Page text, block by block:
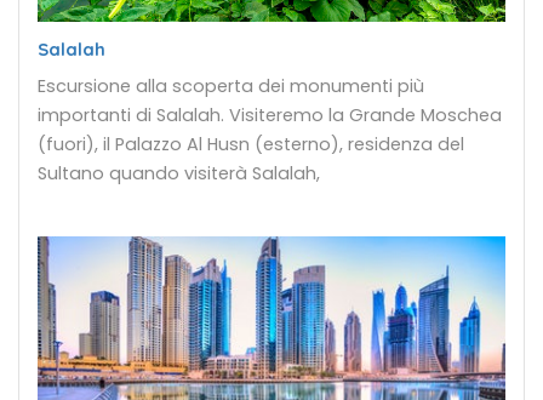
Salalah
Escursione alla scoperta dei monumenti più
importanti di Salalah. Visiteremo la Grande Moschea
(fuori), il Palazzo Al Husn (esterno), residenza del
Sultano quando visiterà Salalah,